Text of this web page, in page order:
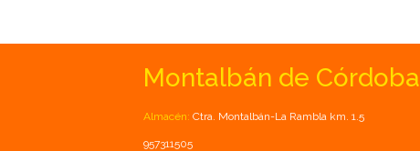
Montalbán de Córdoba
Almacén: Ctra. Montalbán-La Rambla km. 1.5
957311505